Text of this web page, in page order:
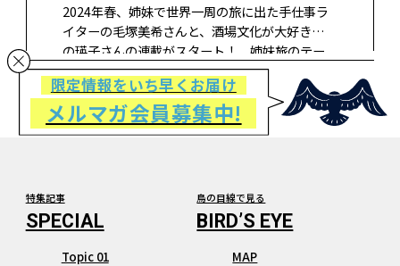
2024年春、姉妹で世界一周の旅に出た手仕事ラ
イターの毛塚美希さんと、酒場文化が大好きな妹
の瑛子さんの連載がスタート！ 姉妹旅のテー
マは①手仕事、②食文化と酒場、そして③囲碁
交流…！？ 地域に根ざした手仕事と食文化、と
きどき囲碁にまつわる旅エッセイをお届けしま
す。第12回前半は、フランスのアルザス地方に
限定情報をいち早くお届け
メルマガ会員募集中!
特集記事
Topic 01
鳥の目線で見る
MAP